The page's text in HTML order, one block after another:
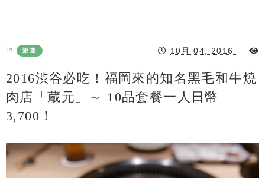
in 旅遊 10月 04, 2016
2016渋谷必吃！福岡來的知名黑毛和牛燒
肉店「蔵元」～ 10品套餐一人日幣
3,700！